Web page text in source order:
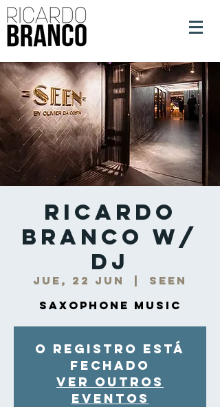
Ricardo
Branco w/
DJ
jue, 22 jun
Seen
Saxophone Music
O registro está
fechado
Ver outros
eventos